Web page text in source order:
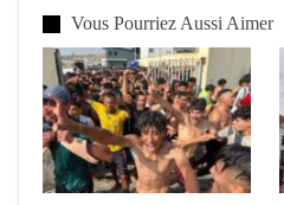
Vous Pourriez Aussi Aimer